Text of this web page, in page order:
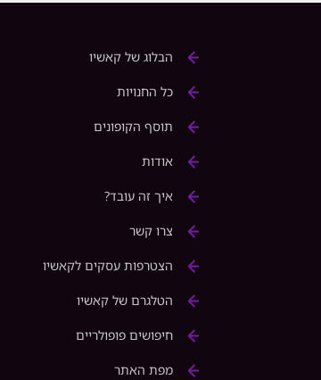
הבלוג של קאשיו
כל החנויות
תוסף הקופונים
אודות
איך זה עובד?
צרו קשר
הצטרפות עסקים לקאשיו
הטלגרם של קאשיו
חיפושים פופולריים
מפת האתר